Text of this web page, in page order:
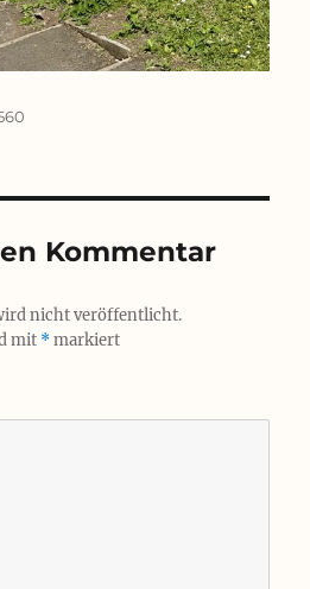
Kommentar
nicht veröffentlicht.
mit *markiert